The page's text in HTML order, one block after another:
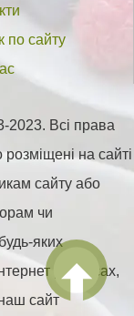
по сайту
2023. Всі права
на сайті
сайту або
чи
яких
ресурсах,
сайт